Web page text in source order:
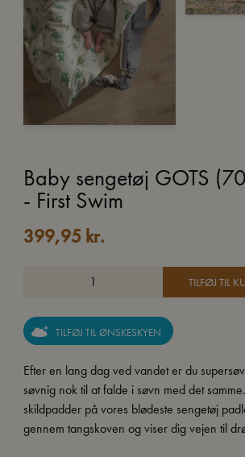
Baby sengetøj GOTS
- First Swim
399,95 kr.
TILFØJ TIL
TILFØJ TIL ØNSKESKYEN
Efter en lang dag ved vandet er du
søvnig nok til at falde i søvn med det
skildpadder på vores blødeste sengetøj
gennem tangskoven og viser dig vejen til